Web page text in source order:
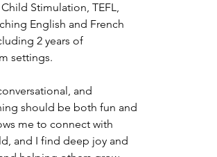
Stimulation, TEFL,
English and French
2 years of
settings.
and
should be both fun and
me to connect with
and I find deep joy and